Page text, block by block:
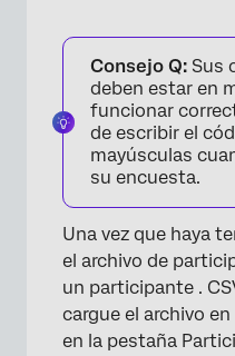
Consejo Q: Sus
deben estar en
funcionar
de escribir el
mayúsculas
su encuesta.
Una vez que haya
el archivo de
un participante .
cargue el archivo
en la pestaña